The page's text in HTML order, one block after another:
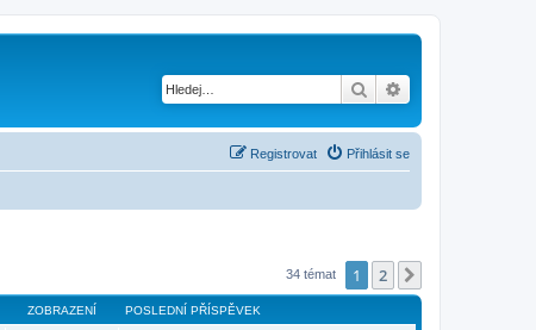
Hledat
Přihlásit se
Registrovat
34 témat 1 2
ZOBRAZENÍ POSLEDNÍ PŘÍSPĚVEK